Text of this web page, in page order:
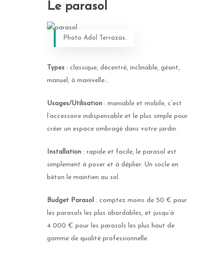
Le parasol
Photo Adol Terrazas.
Types : classique, décentré, inclinable, géant,
manuel, à manivelle…
Usages/Utilisation : maniable et mobile, c’est
l’accessoire indispensable et le plus simple pour
créer un espace ombragé dans votre jardin.
Installation : rapide et facile, le parasol est
simplement à poser et à déplier. Un socle en
béton le maintien au sol.
Budget Parasol : comptez moins de 50 € pour
les parasols les plus abordables, et jusqu’à
4 000 € pour les parasols les plus haut de
gamme de qualité professionnelle.